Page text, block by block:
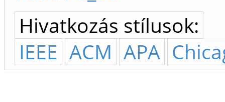
Hivatkozás stílusok:
IEEE ACM APA